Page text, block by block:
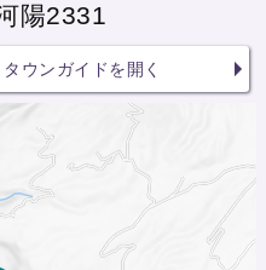
陽2331
タウンガイドを開く